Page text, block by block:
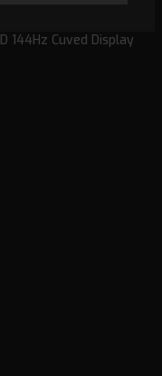
144Hz Cuved Display